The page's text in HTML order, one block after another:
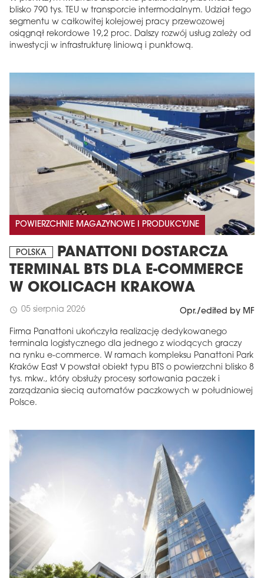
blisko 790 tys. TEU w transporcie intermodalnym. Udział tego
segmentu w całkowitej kolejowej pracy przewozowej
osiągnął rekordowe 19,2 proc. Dalszy rozwój usług zależy od
inwestycji w infrastrukturę liniową i punktową.
POWIERZCHNIE MAGAZYNOWE I PRODUKCYJNE
POLSKA
PANATTONI DOSTARCZA
TERMINAL BTS DLA E-COMMERCE
W OKOLICACH KRAKOWA
schedule 05 sierpnia 2026 Opr./edited by MF
Firma Panattoni ukończyła realizację dedykowanego
terminala logistycznego dla jednego z wiodących graczy
na rynku e-commerce. W ramach kompleksu Panattoni Park
Kraków East V powstał obiekt typu BTS o powierzchni blisko 8
tys. mkw., który obsłuży procesy sortowania paczek i
zarządzania siecią automatów paczkowych w południowej
Polsce.